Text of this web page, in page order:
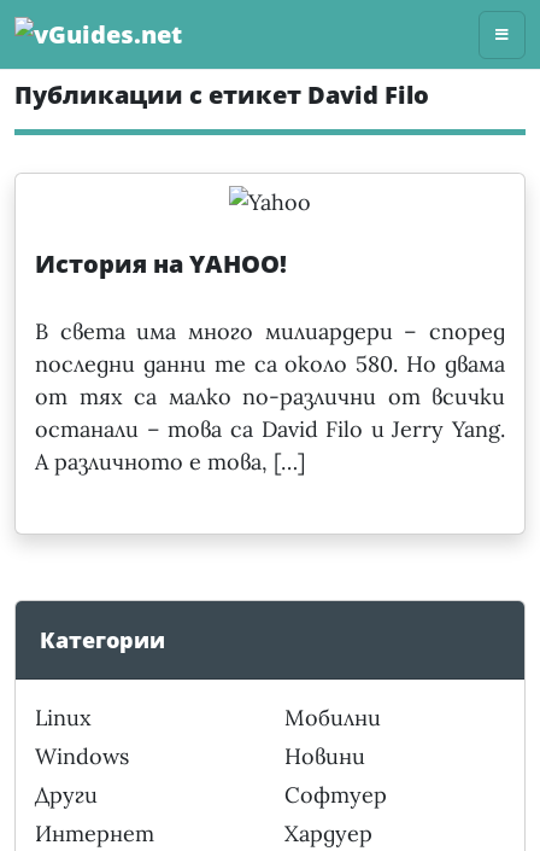
Skip
content
Публикации с етикет David Filo
История на YAHOO!
В света има много милиардери – според
последни данни те са около 580. Но двама
от тях са малко по-различни от всички
останали – това са David Filo и Jerry Yang.
А различното е това, […]
Категории
Linux
Windows
Други
Интернет
Мобилни
Новини
Софтуер
Хардуер